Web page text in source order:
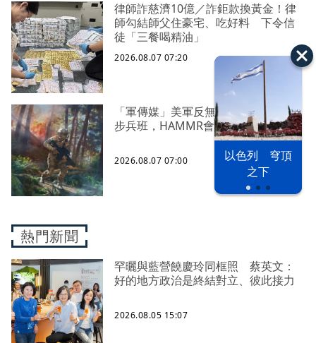
以色列 穹頂
之下
律師詐慈濟10億／詐鉅款換黃金！律
師勾結師父住豪宅、吃好料 下令信
徒「三餐喝精油」
2026.08.07 07:20
「軍傳媒」美軍反無人機能力下放到
步兵班，HAMMR會是解決方案之一？
2026.08.07 07:00
熱門新聞
罕曬與藍營饒慶玲同框照 蔡英文：
好的地方政治是終結對立、彼此接力
2026.08.05 15:07